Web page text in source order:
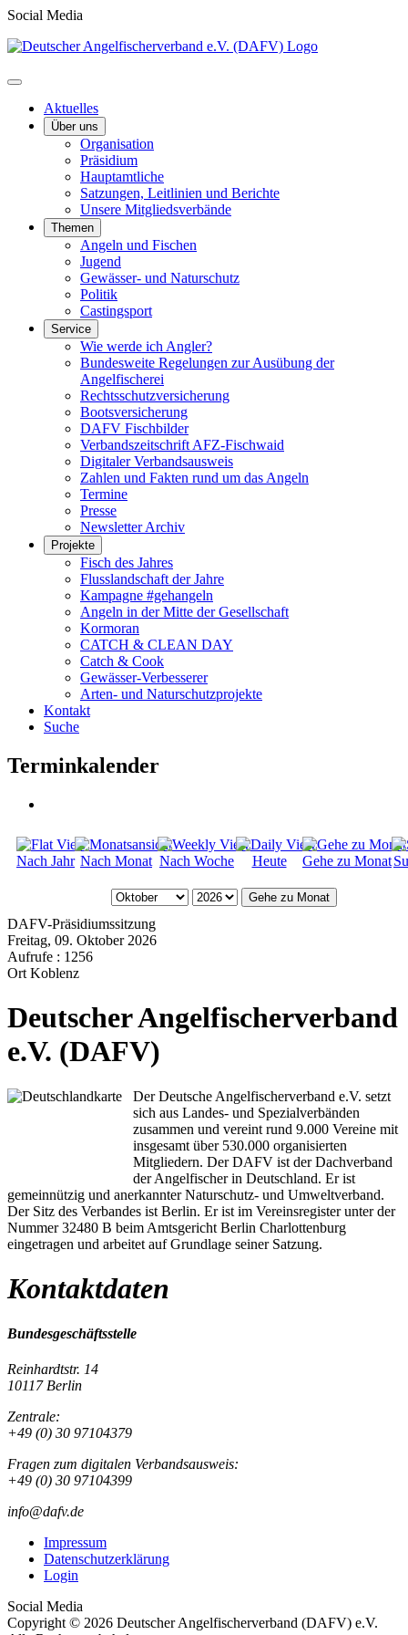
Social Media
Aktuelles
Über uns
Organisation
Präsidium
Hauptamtliche
Satzungen, Leitlinien und Berichte
Unsere Mitgliedsverbände
Themen
Angeln und Fischen
Jugend
Gewässer- und Naturschutz
Politik
Castingsport
Service
Wie werde ich Angler?
Bundesweite Regelungen zur Ausübung der
Angelfischerei
Rechtsschutzversicherung
Bootsversicherung
DAFV Fischbilder
Verbandszeitschrift AFZ-Fischwaid
Digitaler Verbandsausweis
Zahlen und Fakten rund um das Angeln
Termine
Presse
Newsletter Archiv
Projekte
Fisch des Jahres
Flusslandschaft der Jahre
Kampagne #gehangeln
Angeln in der Mitte der Gesellschaft
Kormoran
CATCH & CLEAN DAY
Catch & Cook
Gewässer-Verbesserer
Arten- und Naturschutzprojekte
Kontakt
Suche
Terminkalender
Nach Jahr Nach Monat Nach Woche Heute Gehe zu Monat
Gehe zu Monat
DAFV-Präsidiumssitzung
Freitag, 09. Oktober 2026
Aufrufe : 1256
Ort Koblenz
Deutscher Angelfischerverband
e.V. (DAFV)
Der Deutsche Angelfischerverband e.V. setzt
sich aus Landes- und Spezialverbänden
zusammen und vereint rund 9.000 Vereine mit
insgesamt über 530.000 organisierten
Mitgliedern. Der DAFV ist der Dachverband
der Angelfischer in Deutschland. Er ist
gemeinnützig und anerkannter Naturschutz- und Umweltverband.
Der Sitz des Verbandes ist Berlin. Er ist im Vereinsregister unter der
Nummer 32480 B beim Amtsgericht Berlin Charlottenburg
eingetragen und arbeitet auf Grundlage seiner Satzung.
Kontaktdaten
Bundesgeschäftsstelle
Reinhardtstr. 14
10117 Berlin
Zentrale:
+49 (0) 30 97104379
Fragen zum digitalen Verbandsausweis:
+49 (0) 30 97104399
info@dafv.de
Impressum
Datenschutzerklärung
Login
Social Media
Copyright © 2026 Deutscher Angelfischerverband (DAFV) e.V.